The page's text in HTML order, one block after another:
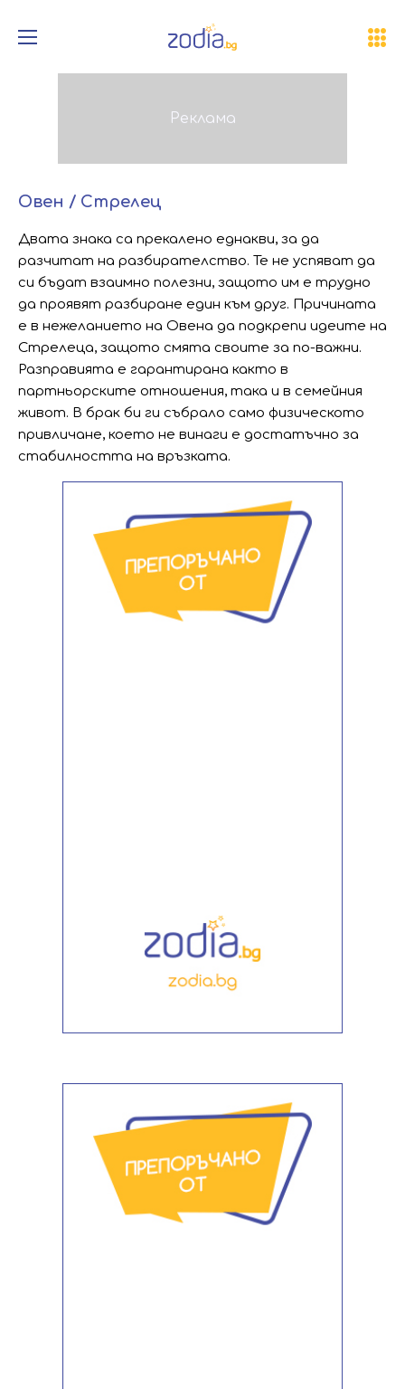
Овен / Стрелец
Двата знака са прекалено еднакви, за да
разчитат на разбирателство. Те не успяват да
си бъдат взаимно полезни, защото им е трудно
да проявят разбиране един към друг. Причината
е в нежеланието на Овена да подкрепи идеите на
Стрелеца, защото смята своите за по-важни.
Разправията е гарантирана както в
партньорските отношения, така и в семейния
живот. В брак би ги събрало само физическото
привличане, което не винаги е достатъчно за
стабилността на връзката.